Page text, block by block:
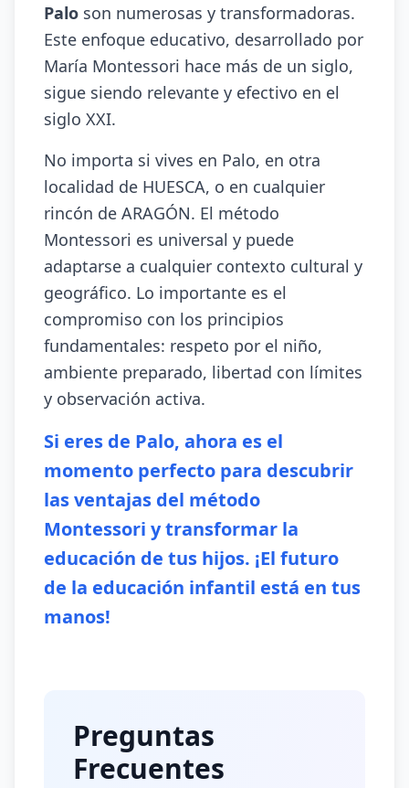
Palo son numerosas y transformadoras.
Este enfoque educativo, desarrollado por
María Montessori hace más de un siglo,
sigue siendo relevante y efectivo en el
siglo XXI.
No importa si vives en Palo, en otra
localidad de HUESCA, o en cualquier
rincón de ARAGÓN. El método
Montessori es universal y puede
adaptarse a cualquier contexto cultural y
geográfico. Lo importante es el
compromiso con los principios
fundamentales: respeto por el niño,
ambiente preparado, libertad con límites
y observación activa.
Si eres de Palo, ahora es el
momento perfecto para descubrir
las ventajas del método
Montessori y transformar la
educación de tus hijos. ¡El futuro
de la educación infantil está en tus
manos!
Preguntas
Frecuentes